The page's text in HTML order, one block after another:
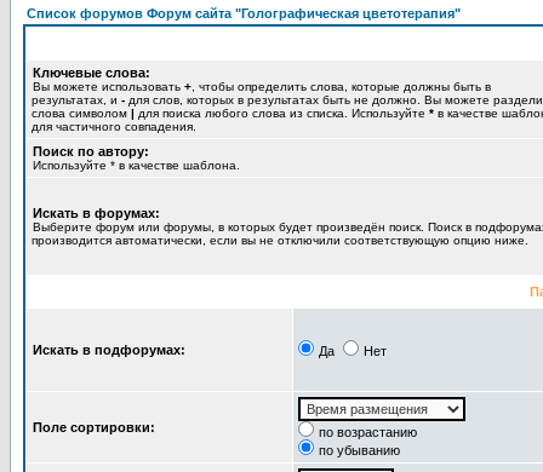
Список форумов Форум сайта "Голографическая цветотерапия"
Ключевые слова:
Вы можете использовать + , чтобы определить слова, которые должны быть в
результатах, и - для слов, которых в результатах быть не должно. Вы можете
слова символом | для поиска любого слова из списка. Используйте * в качестве
для частичного совпадения.
Поиск по автору:
Используйте * в качестве шаблона.
Искать в форумах:
Выберите форум или форумы, в которых будет произведён поиск. Поиск в
производится автоматически, если вы не отключили соответствующую опцию ниже.
Искать в подфорумах: Да Нет
Поле сортировки:
по возрастанию
по убыванию